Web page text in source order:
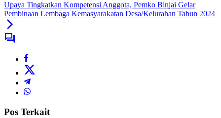
Upaya Tingkatkan Kompetensi Anggota, Pemko Binjai Gelar
Pembinaan Lembaga Kemasyarakatan Desa/Kelurahan Tahun 2024
Pos Terkait